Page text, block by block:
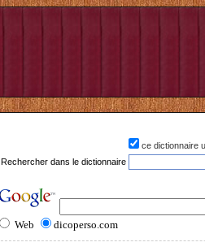
ce dictionnaire
Rechercher dans le dictionnaire
Web dicoperso.com